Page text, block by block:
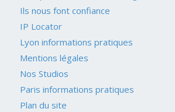
Ils nous font confiance
IP Locator
Lyon informations pratiques
Mentions légales
Nos Studios
Paris informations pratiques
Plan du site